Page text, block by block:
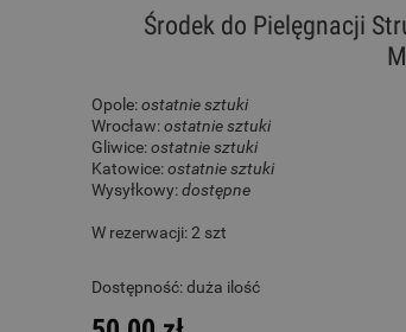
Ukulele - Cordoba 21S
Środek do Pielęgnacji
Opole:ostatnie sztuki
Wrocław:ostatnie sztuki
Gliwice:ostatnie sztuki
Katowice:ostatnie sztuki
Wysyłkowy:dostępne
W rezerwacji: 2 szt
Dostępność:duża ilość